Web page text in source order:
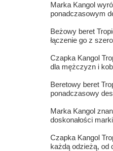
Marka Kangol
ponadczasowym
Beżowy beret
łączenie go z
Czapka Kangol
dla mężczyzn i
Beretowy beret
ponadczasowy
Marka Kangol
doskonałości
Czapka Kangol
każdą odzieżą, od